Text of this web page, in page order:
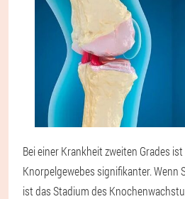
Bei einer Krankheit zweiten Grades
Knorpelgewebes signifikanter. Wenn
ist das Stadium des